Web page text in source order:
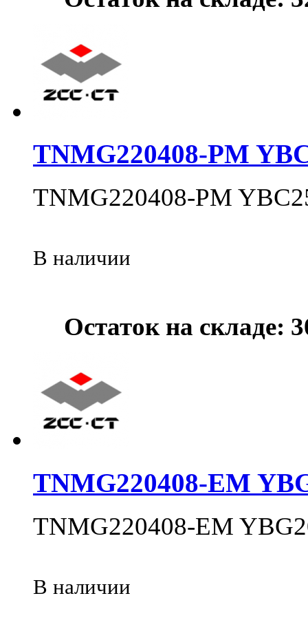
TNMG220408-PM
TNMG220408-PM
В наличии
Остаток на складе:
TNMG220408-EM
TNMG220408-EM
В наличии